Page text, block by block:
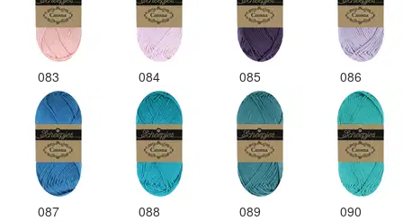
083 084 085 086
087 088 089 090